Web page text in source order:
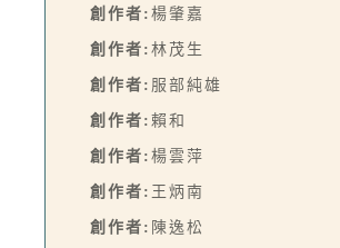
創作者: 楊肇嘉
創作者: 林茂生
創作者: 服部純雄
創作者: 賴和
創作者: 楊雲萍
創作者: 王炳南
創作者: 陳逸松